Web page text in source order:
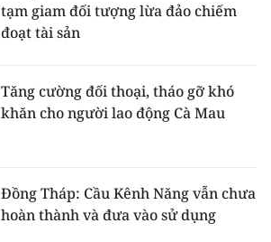
tạm giam đối tượng lừa đảo chiếm
đoạt tài sản
Tăng cường đối thoại, tháo gỡ khó
khăn cho người lao động Cà Mau
Đồng Tháp: Cầu Kênh Năng vẫn chưa
hoàn thành và đưa vào sử dụng